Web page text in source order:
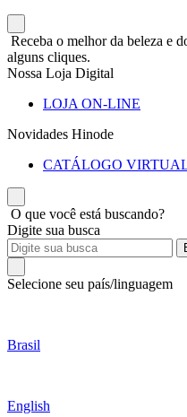
Receba o melhor da beleza e
alguns cliques.
Nossa Loja Digital
LOJA ON-LINE
Novidades Hinode
CATÁLOGO
O que você está buscando?
Digite sua busca
Selecione seu país/linguagem
Brasil
English